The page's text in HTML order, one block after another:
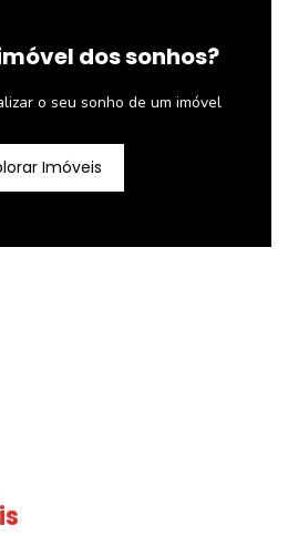
dos sonhos?
o seu sonho de um imóvel
Imóveis